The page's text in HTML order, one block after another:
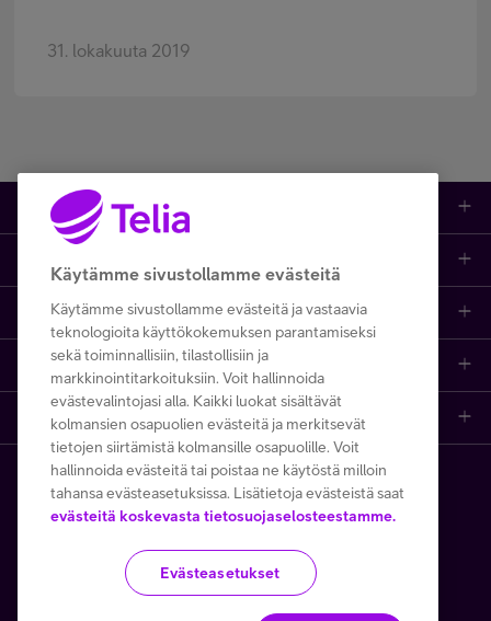
31. lokakuuta 2019
Tuotteet
IT-palvelut
Yrittäjän palvelut
Julkishallinnolle
Wholesale
5G yrityksille
Etusivu
Yhteystiedot
Paikalliset yritysmyyjät
Viat ja häiriöt
Asiakkuuden hallinta
Opi ja inspiroidu
Kaikki sisällöt
Artikkelit
Referenssit
Asiakasvinkit
Webinaarit ja koulutukset
Telia
Telia
Telia Cygate
Telia Finland
Telia yrityksenä
Vastuullisuus
Turvaverkko
Copyright Telia Company 2026
Kaikki hinnat ALV 0 %
Tietosuoja ja -turva Käyttöehdot
Käytämme sivustollamme evästeitä
Käytämme sivustollamme evästeitä ja vastaavia
teknologioita käyttökokemuksen parantamiseksi
sekä toiminnallisiin, tilastollisiin ja
markkinointitarkoituksiin. Voit hallinnoida
evästevalintojasi alla. Kaikki luokat sisältävät
kolmansien osapuolien evästeitä ja merkitsevät
tietojen siirtämistä kolmansille osapuolille. Voit
hallinnoida evästeitä tai poistaa ne käytöstä milloin
tahansa evästeasetuksissa. Lisätietoja evästeistä saat
evästeitä koskevasta tietosuojaselosteestamme.
Evästeasetukset